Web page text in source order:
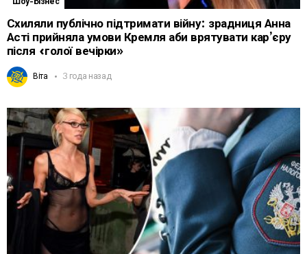
Схиляли публічно підтримати війну: зрадниця Анна
Асті прийняла умови Кремля аби врятувати кар’єру
після «голої вечірки»
Віта 3 года назад